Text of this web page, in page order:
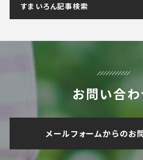
すまいろん記事検索
お問い合
メールフォームからのお